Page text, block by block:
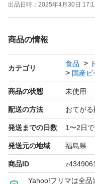
出品日時： 2025年4月30日
商品の情報
カテゴリ
食品
国産ビ
商品の状態 未使用
配送の方法 おてがる
発送までの日数 1〜2日
発送元の地域 福島県
商品ID
Yahoo!フリマは全